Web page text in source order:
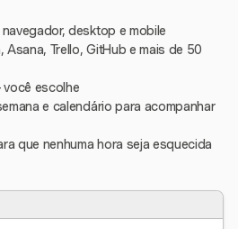
desktop e mobile
Asana, Trello, GitHub e mais de 50
escolhe
e calendário para acompanhar
que nenhuma hora seja esquecida